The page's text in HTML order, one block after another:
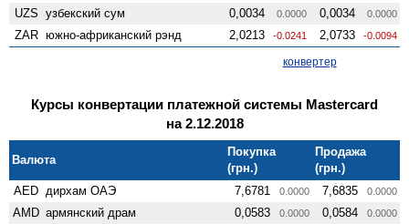
UZS узбекский сум 0,0034 0.0000 0,0034 0.0000
ZAR южно-африканский рэнд 2,0213 -0.0241 2,0733 -0.0094
конвертер
Курсы конвертации платежной системы Mastercard
на 2.12.2018
Валюта
Покупка
(грн.)
Продажа
(грн.)
AED дирхам ОАЭ 7,6781 0.0000 7,6835 0.0000
AMD армянский драм 0,0583 0.0000 0,0584 0.0000